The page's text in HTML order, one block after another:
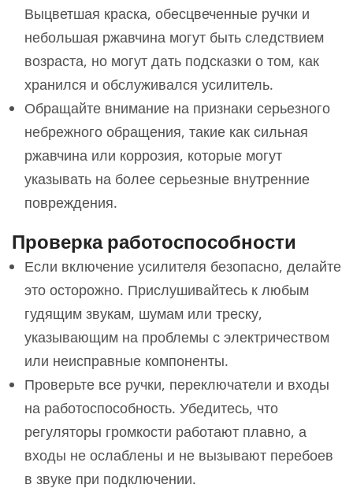
Выцветшая краска, обесцвеченные ручки и
небольшая ржавчина могут быть следствием
возраста, но могут дать подсказки о том, как
хранился и обслуживался усилитель.
Обращайте внимание на признаки серьезного
небрежного обращения, такие как сильная
ржавчина или коррозия, которые могут
указывать на более серьезные внутренние
повреждения.
Проверка работоспособности
Если включение усилителя безопасно, делайте
это осторожно. Прислушивайтесь к любым
гудящим звукам, шумам или треску,
указывающим на проблемы с электричеством
или неисправные компоненты.
Проверьте все ручки, переключатели и входы
на работоспособность. Убедитесь, что
регуляторы громкости работают плавно, а
входы не ослаблены и не вызывают перебоев
в звуке при подключении.